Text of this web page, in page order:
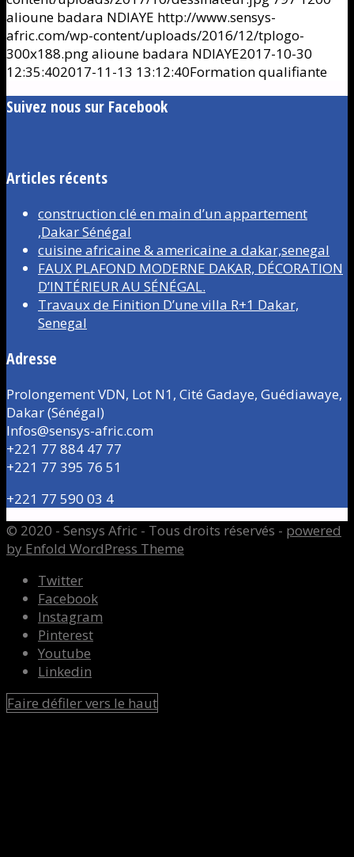
alioune badara NDIAYE http://www.sensys-
afric.com/wp-content/uploads/2016/12/tplogo-
300x188.pngalioune badara NDIAYE2017-10-30
12:35:402017-11-13 13:12:40Formation qualifiante
Suivez nous sur Facebook
Articles récents
construction clé en main d’un appartement
,Dakar Sénégal
cuisine africaine & americaine a dakar,senegal
FAUX PLAFOND MODERNE DAKAR, DÉCORATION
D’INTÉRIEUR AU SÉNÉGAL.
Travaux de Finition D’une villa R+1 Dakar,
Senegal
Adresse
Prolongement VDN, Lot N1, Cité Gadaye, Guédiawaye,
Dakar (Sénégal)
Infos@sensys-afric.com
+221 77 884 47 77
+221 77 395 76 51
+221 77 590 03 4
© 2020 - Sensys Afric - Tous droits réservés - powered
by Enfold WordPress Theme
Twitter
Facebook
Instagram
Pinterest
Youtube
Linkedin
Faire défiler vers le haut